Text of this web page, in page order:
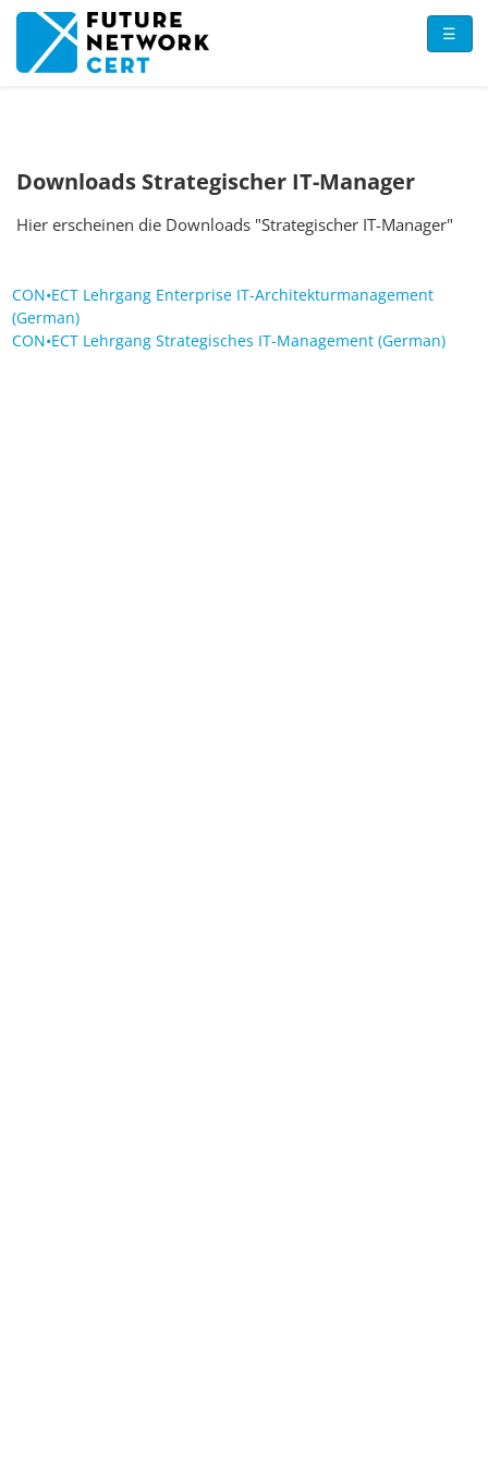
☰
Downloads Strategischer IT-Manager
Hier erscheinen die Downloads "Strategischer IT-Manager"
CON•ECT Lehrgang Enterprise IT-Architekturmanagement
(German)
CON•ECT Lehrgang Strategisches IT-Management (German)